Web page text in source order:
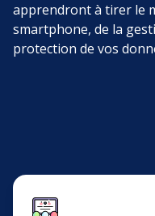
apprendront à tirer le
smartphone, de la
protection de vos